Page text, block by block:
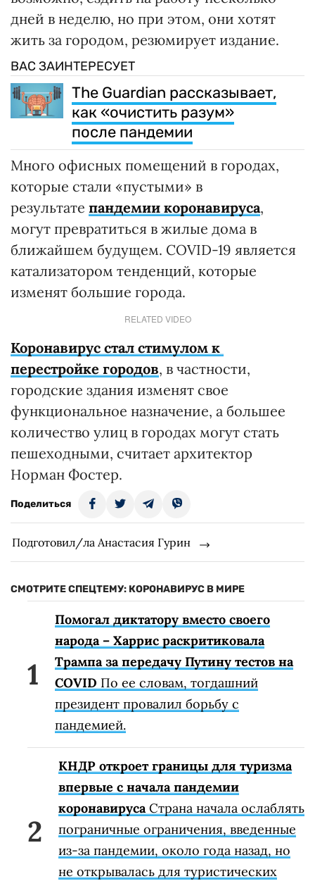
дней в неделю, но при этом, они хотят
жить за городом, резюмирует издание.
ВАС ЗАИНТЕРЕСУЕТ
The Guardian рассказывает,
как «очистить разум»
после пандемии
Много офисных помещений в городах,
которые стали «пустыми» в
результате пандемии коронавируса,
могут превратиться в жилые дома в
ближайшем будущем. COVID-19 является
катализатором тенденций, которые
изменят большие города.
RELATED VIDEO
Коронавирус стал стимулом к ​​
перестройке городов, в частности,
городские здания изменят свое
функциональное назначение, а большее
количество улиц в городах могут стать
пешеходными, считает архитектор
Норман Фостер.
Поделиться
Подготовил/ла Анастасия Гурин
СМОТРИТЕ СПЕЦТЕМУ: КОРОНАВИРУС В МИРЕ
Помогал диктатору вместо своего
народа – Харрис раскритиковала
Трампа за передачу Путину тестов на
COVID По ее словам, тогдашний
президент провалил борьбу с
пандемией.
КНДР откроет границы для туризма
впервые с начала пандемии
коронавирусаСтрана начала ослаблять
пограничные ограничения, введенные
из-за пандемии, около года назад, но
не открывалась для туристических